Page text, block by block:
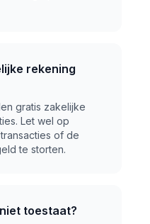
rekening
gratis zakelijke
Let wel op
of de
te storten.
toestaat?